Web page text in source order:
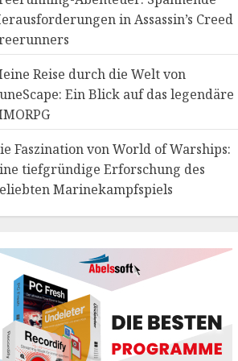
in Assassin’s Creed
Reise durch die Welt von
Ein Blick auf das legendäre
Faszination von World of Warships:
tiefgründige Erforschung des
Marinekampfspiels